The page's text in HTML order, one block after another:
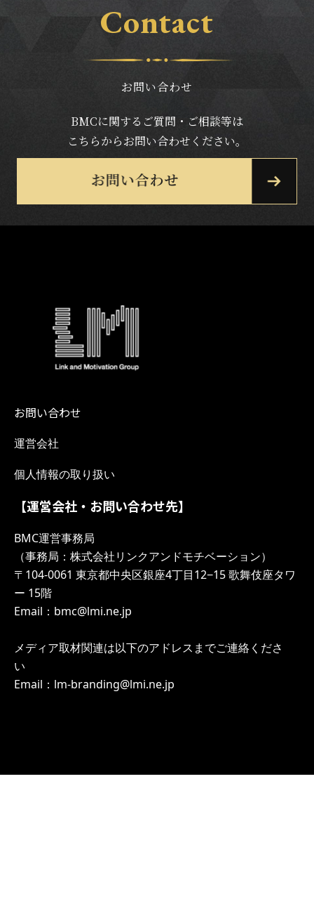
Contact
お問い合わせ
BMCに関するご質問・ご相談等は
こちらからお問い合わせください。
お問い合わせ
運営会社
個人情報の取り扱い
【運営会社・お問い合わせ先】
BMC運営事務局
（事務局：株式会社リンクアンドモチベーション）
〒104-0061 東京都中央区銀座4丁目12−15 歌舞伎座タワ
ー 15階
Email：bmc@lmi.ne.jp
メディア取材関連は以下のアドレスまでご連絡くださ
い
Email：lm-branding@lmi.ne.jp